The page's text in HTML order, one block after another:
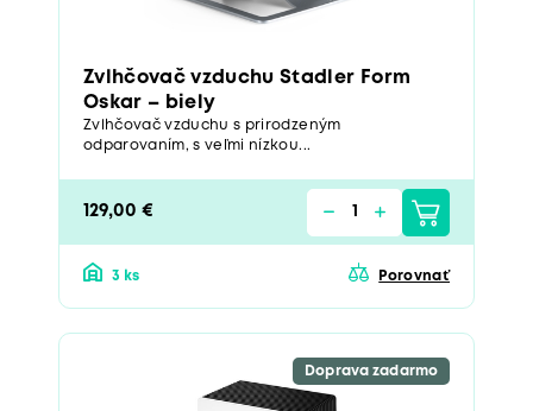
Zvlhčovač vzduchu Stadler Form
Oskar – biely
Zvlhčovač vzduchu s prirodzeným
odparovaním, s veľmi nízkou...
129,00 €
3 ks Porovnať
Doprava zadarmo